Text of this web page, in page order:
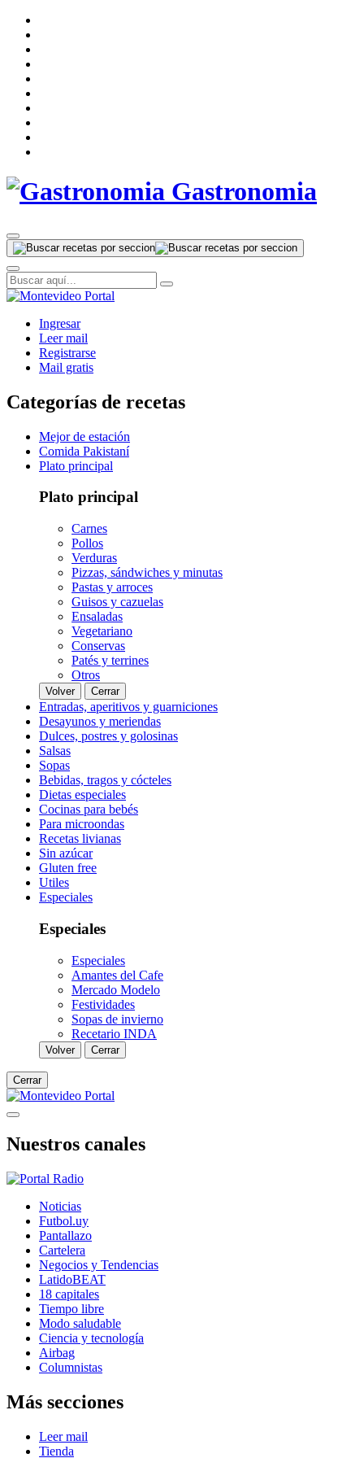
Gastronomia
Ingresar
Leer mail
Registrarse
Mail gratis
Categorías de recetas
Mejor de estación
Comida Pakistaní
Plato principal
Plato principal
Carnes
Pollos
Verduras
Pizzas, sándwiches y minutas
Pastas y arroces
Guisos y cazuelas
Ensaladas
Vegetariano
Conservas
Patés y terrines
Otros
Volver Cerrar
Entradas, aperitivos y guarniciones
Desayunos y meriendas
Dulces, postres y golosinas
Salsas
Sopas
Bebidas, tragos y cócteles
Dietas especiales
Cocinas para bebés
Para microondas
Recetas livianas
Sin azúcar
Gluten free
Utiles
Especiales
Especiales
Especiales
Amantes del Cafe
Mercado Modelo
Festividades
Sopas de invierno
Recetario INDA
Volver Cerrar
Cerrar
Nuestros canales
Noticias
Futbol.uy
Pantallazo
Cartelera
Negocios y Tendencias
LatidoBEAT
18 capitales
Tiempo libre
Modo saludable
Ciencia y tecnología
Airbag
Columnistas
Más secciones
Leer mail
Tienda